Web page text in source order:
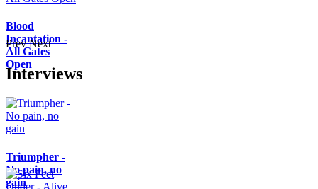
Blood
Incantation -
All Gates
Open
Prev Next
Interviews
Triumpher -
No pain, no
gain